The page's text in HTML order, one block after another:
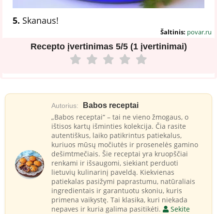
5. Skanaus!
Šaltinis: povar.ru
Recepto įvertinimas 5/5 (1 įvertinimai)
Autorius: Babos receptai
„Babos receptai“ – tai ne vieno žmogaus, o
ištisos kartų išminties kolekcija. Čia rasite
autentiškus, laiko patikrintus patiekalus,
kuriuos mūsų močiutės ir prosenelės gamino
dešimtmečiais. Šie receptai yra kruopščiai
renkami ir išsaugomi, siekiant perduoti
lietuvių kulinarinį paveldą. Kiekvienas
patiekalas pasižymi paprastumu, natūraliais
ingredientais ir garantuotu skoniu, kuris
primena vaikystę. Tai klasika, kuri niekada
nepaves ir kuria galima pasitikėti.
Sekite